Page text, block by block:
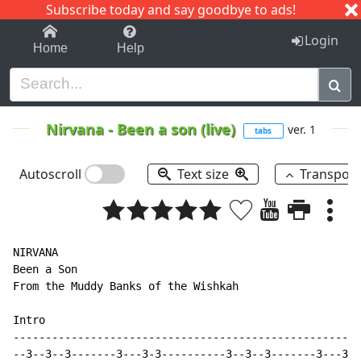
Subscribe today and say goodbye to ads!
1-9 C I J
Home Help Login
Nirvana- Been a son (live) tabs ver. 1
Autoscroll Text size
NIRVANA
Been a Son
From the Muddy Banks of the Wishkah
Intro
--3--3--3-------3---3-3----------3--3--3-------3---